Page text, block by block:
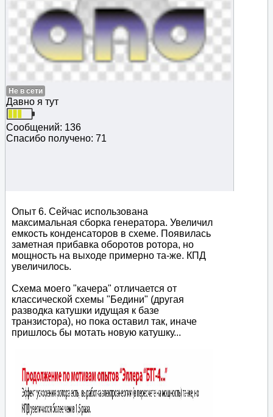
Не в сети
Давно я тут
Сообщений: 136
Спасибо получено: 71
Опыт 6. Сейчас использована
максимальная сборка генератора. Увеличил
емкость конденсаторов в схеме. Появилась
заметная прибавка оборотов ротора, но
мощность на выходе примерно та-же. КПД
увеличилось.
Схема моего "качера" отличается от
классической схемы "Бедини" (другая
разводка катушки идущая к базе
транзистора), но пока оставил так, иначе
пришлось бы мотать новую катушку...